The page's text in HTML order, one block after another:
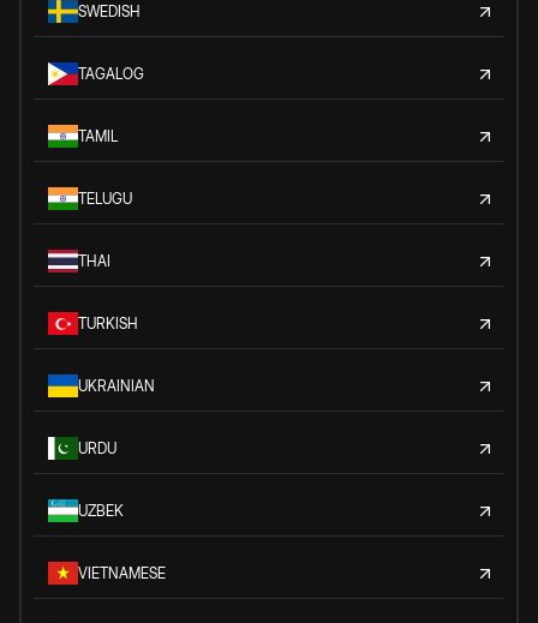
SWEDISH
TAGALOG
TAMIL
TELUGU
THAI
TURKISH
UKRAINIAN
URDU
UZBEK
VIETNAMESE